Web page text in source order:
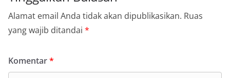
Alamat email Anda tidak akan dipublikasikan. Ruas
yang wajib ditandai *
Komentar*